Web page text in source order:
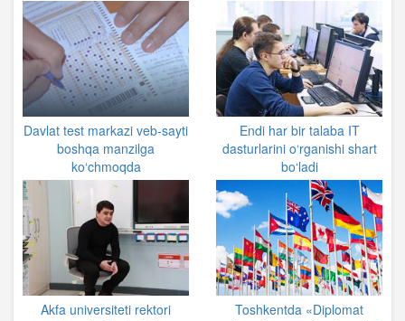
Davlat test markazi veb-sayti
boshqa manzilga
ko‘chmoqda
Endi har bir talaba IT
dasturlarini o‘rganishi shart
bo‘ladi
Akfa universiteti rektori
Toshkentda «Diplomat